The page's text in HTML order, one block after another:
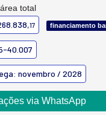
total
17 financiamento
40.007
novembro / 2028
via WhatsApp